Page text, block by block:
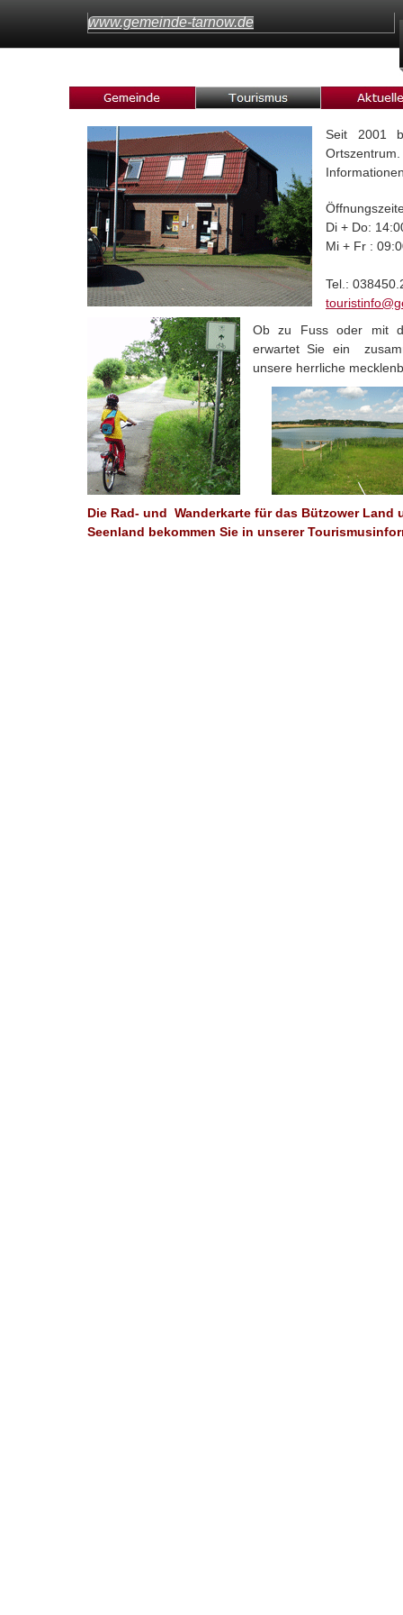
Seit 2001
Di + Do:
Mi + Fr :
Tel.:
Ob zu Fuss oder mit
erwartet Sie ein
unsere herrliche
Die Rad- und Wanderkarte für das Bützower Land
Seenland bekommen Sie in unserer
www.gemeinde-tarnow.de